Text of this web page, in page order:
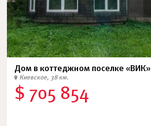
Дом в коттеджном поселке «ВИК»
Киевское, 38 км.
$ 705 854